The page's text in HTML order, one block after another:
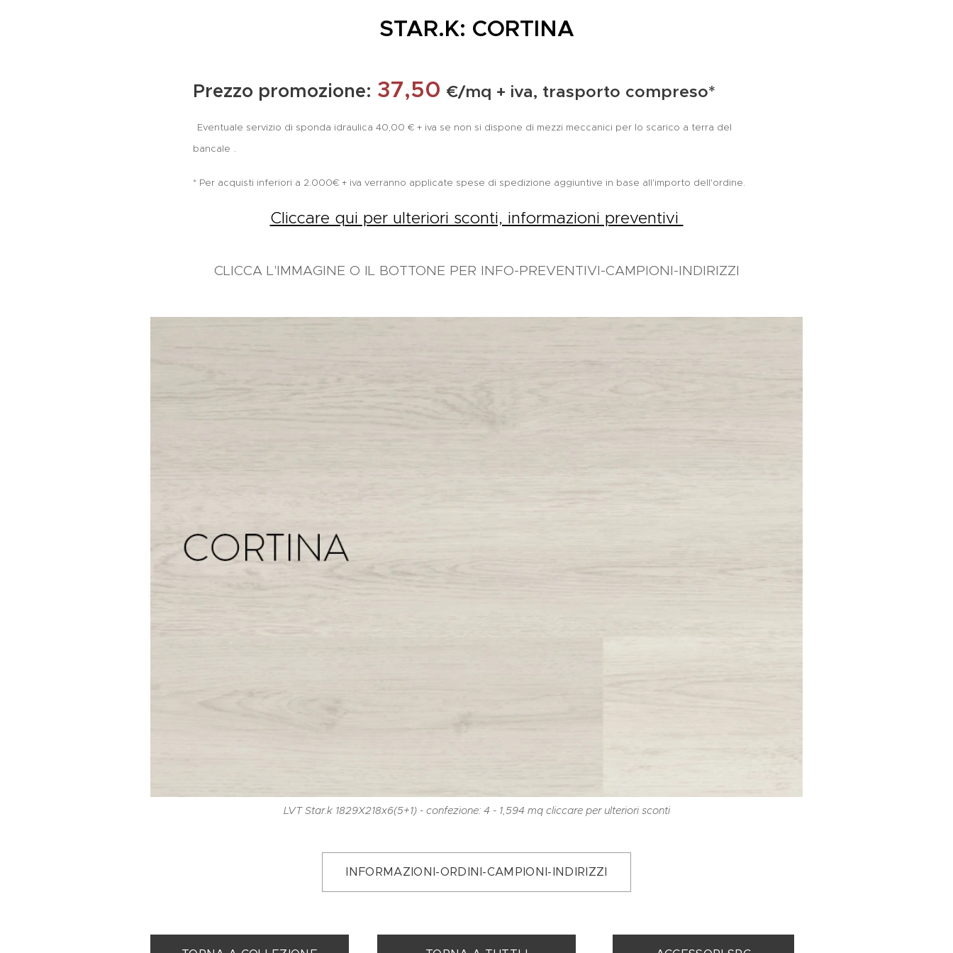
STAR.K: CORTINA
Prezzo promozione: 37,50 €/mq + iva, trasporto compreso*
Eventuale servizio di sponda idraulica 40,00 € + iva se non si dispone di mezzi meccanici per lo scarico a terra del
bancale .
* Per acquisti inferiori a 2.000€ + iva verranno applicate spese di spedizione aggiuntive in base all'importo dell'ordine.
Cliccare qui per ulteriori sconti, informazioni preventivi
CLICCA L'IMMAGINE O IL BOTTONE PER INFO-PREVENTIVI-CAMPIONI-INDIRIZZI
LVT Star.k 1829X218x6(5+1) - confezione: 4 - 1,594 mq cliccare per ulteriori sconti
INFORMAZIONI-ORDINI-CAMPIONI-INDIRIZZI